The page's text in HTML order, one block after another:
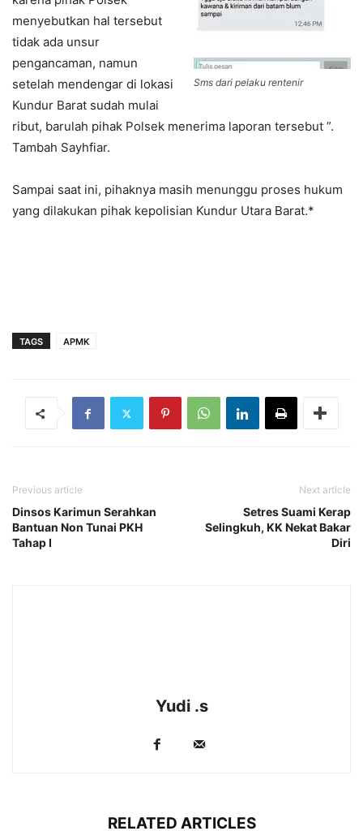
Sms dari pelaku rentenir
menyebutkan hal tersebut
tidak ada unsur
pengancaman, namun
setelah mendengar di lokasi
Kundur Barat sudah mulai
ribut, barulah pihak Polsek menerima laporan tersebut ”.
Tambah Sayhfiar.
Sampai saat ini, pihaknya masih menunggu proses hukum
yang dilakukan pihak kepolisian Kundur Utara Barat.*
TAGS APMK
Previous article
Dinsos Karimun Serahkan
Bantuan Non Tunai PKH
Tahap I
Next article
Setres Suami Kerap
Selingkuh, KK Nekat Bakar
Diri
Yudi .s
RELATED ARTICLES